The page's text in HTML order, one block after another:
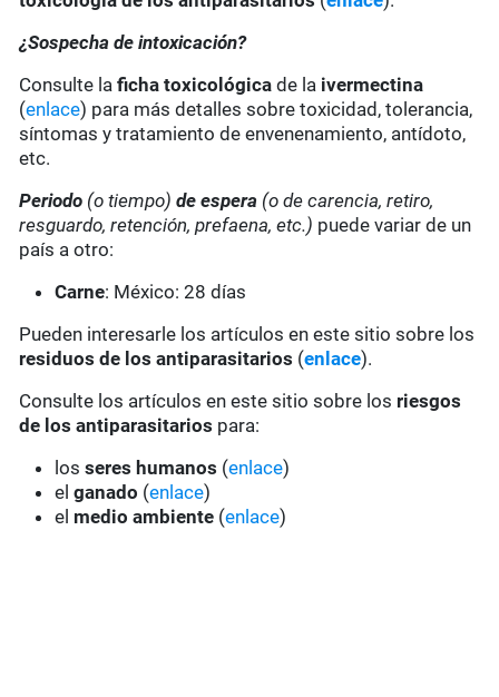
¿Sospecha de intoxicación?
Consulte laficha toxicológica de la ivermectina
(enlace) para más detalles sobre toxicidad, tolerancia,
síntomas y tratamiento de envenenamiento, antídoto,
etc.
Periodo (o tiempo) de espera (o de carencia, retiro,
resguardo, retención, prefaena, etc.) puede variar de un
país a otro:
Carne: México: 28 días
Pueden interesarle los artículos en este sitio sobre los
residuos de los antiparasitarios (enlace).
Consulte los artículos en este sitio sobre los riesgos
de los antiparasitarios para:
losseres humanos (enlace)
elganado (enlace)
el medio ambiente (enlace)